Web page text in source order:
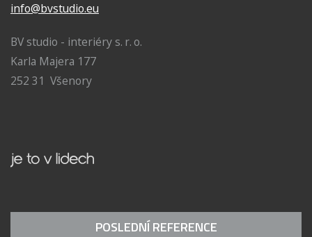
info@bvstudio.eu
BV studio - interiéry s. r. o.
Karla Majera 177
252 31 Všenory
POSLEDNÍ REFERENCE